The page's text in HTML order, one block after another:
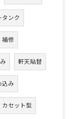
タンク
補修
軒天貼替
込み
カセット型